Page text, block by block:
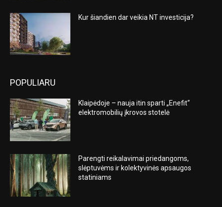
Kur šiandien dar veikia NT investicija?
POPULIARU
Klaipėdoje – nauja itin sparti „Enefit“
elektromobilių įkrovos stotelė
Parengti reikalavimai priedangoms,
slėptuvėms ir kolektyvinės apsaugos
statiniams